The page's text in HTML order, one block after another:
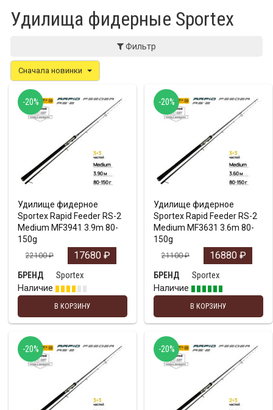
Удилища фидерные Sportex
Фильтр
Сначала новинки
Удилище фидерное
Sportex Rapid Feeder RS-2
Medium MF3941 3.9m 80-
150g
22100₽ 17680 ₽
БРЕНД
Sportex
Наличие
В КОРЗИНУ
-20%
Удилище фидерное
Sportex Rapid Feeder RS-2
Medium MF3631 3.6m 80-
150g
21100₽ 16880 ₽
БРЕНД
Sportex
Наличие
В КОРЗИНУ
-20%
-20% -20%